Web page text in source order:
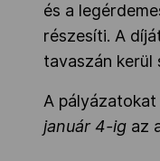
és a
részesíti. A
tavaszán kerül
A
január 4-ig az